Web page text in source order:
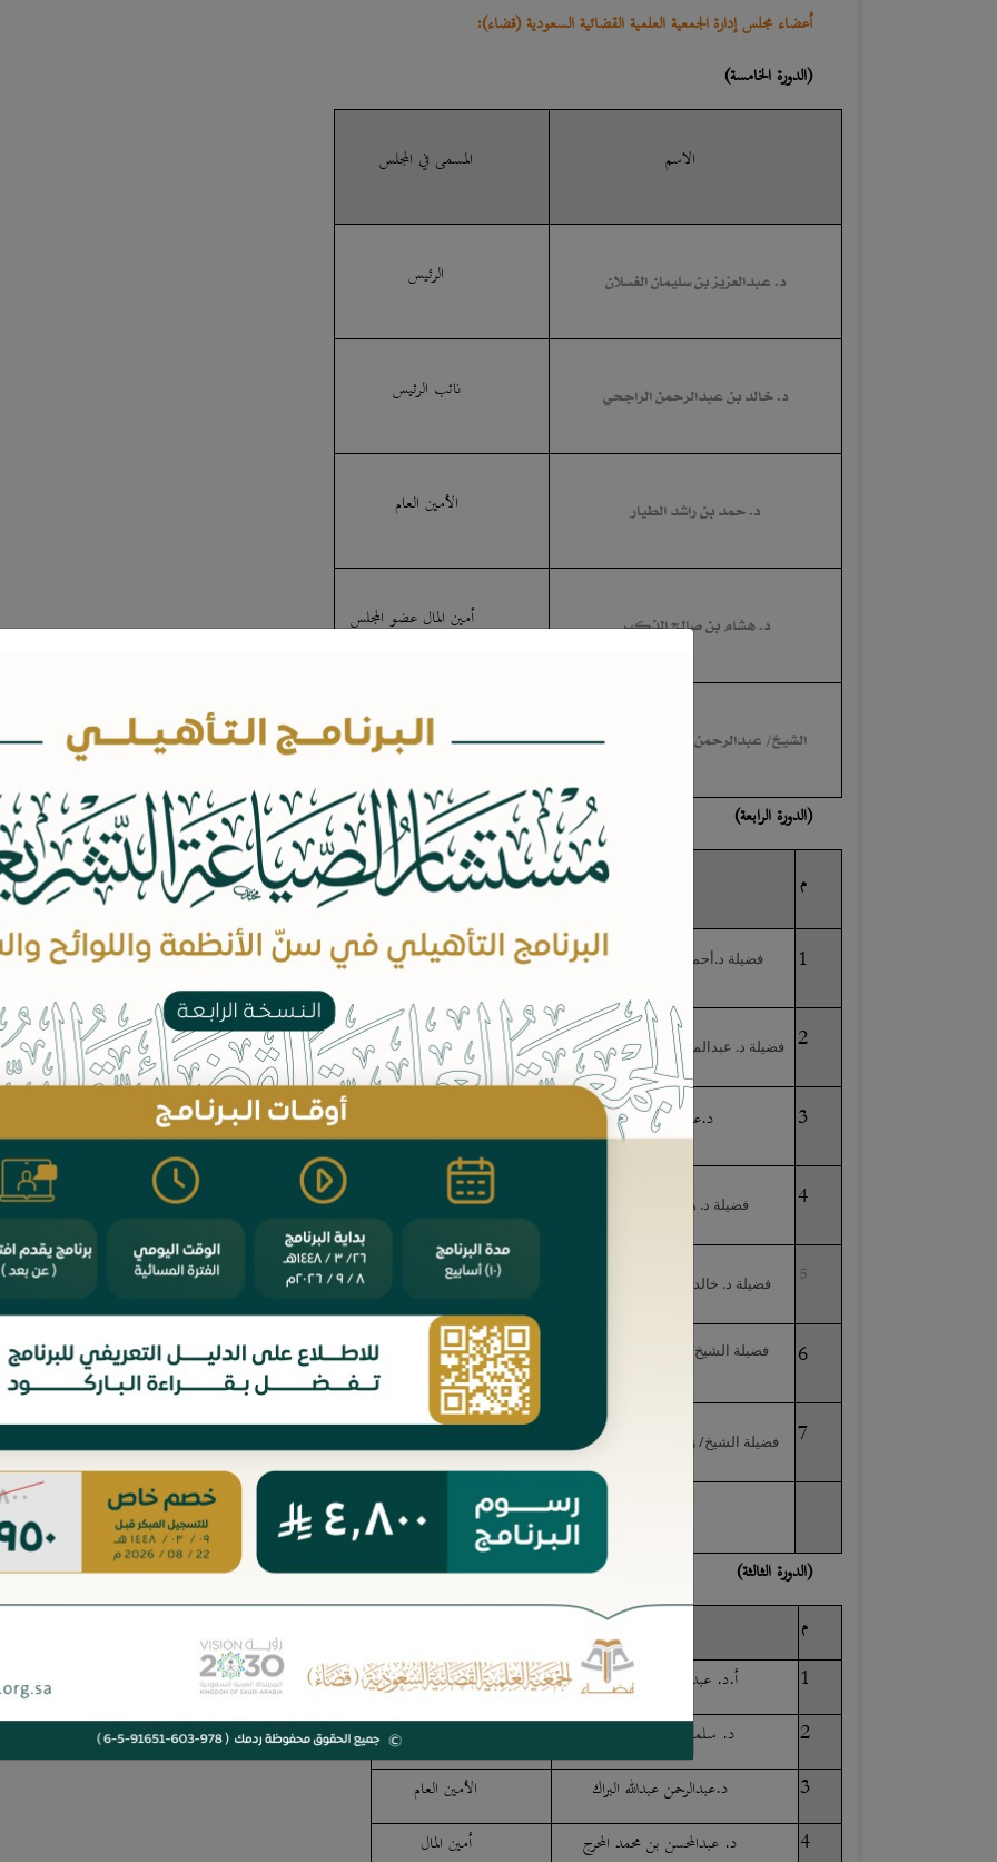
أعضاء مجلس إدارةالجمعية العلمية القضائية السعودية (قضاء):
(الدورة الخامسة)
الاسم المسمى في المجلس
د. عبدالعزيز بن سليمان الغسلان الرئيس
د. خالد بن عبدالرحمن الراجحي نائب الرئيس
د. حمد بن راشد الطيار الأمين العام
د. هشام بن صالح الذكير أمين المال عضو المجلس
الشيخ/ عبدالرحمن بن سليمان الجبرين
(الدورة الرابعة)
م
المسمى في المجلس
1 فضيلة د.أحمد بن عبدالرحمن آل الشيخ الرئيس
2 فضيلة د. عبدالمجيد بن عبدالعزيز الدهيشي نائب الرئيس
3 د.عبدالرحمن عبدالله البراك
4 فضيلة د. هشام بن صالح الذكير
5 فضيلة د. خالد بن عبدالرحمن الراجحي
عضو المجلس
6
فضيلة الشيخ/ عبدالرحمن بن سليمان
عضو المجلس
7 فضيلة الشيخ/ زياد بن عبدالعزيز الطرباق
عضو المجلس
(الدورة الثالثة)
م
1
أ.د. عبدالله بن محمد العمراني
الرئيس
2
د. سلمان بن صالح الدخيل
3
د.عبدالرحمن عبدالله البراك
الأمين العام
4
د. عبدالمحسن بن محمد المحرج
أمين المال